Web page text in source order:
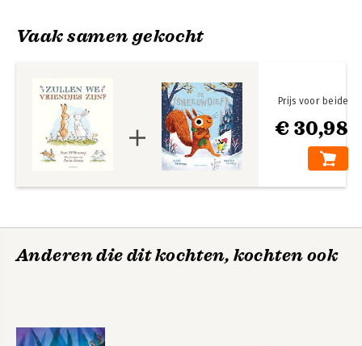
Vaak samen gekocht
€ 30,98
Prijs voor beide
Anderen die dit kochten, kochten ook